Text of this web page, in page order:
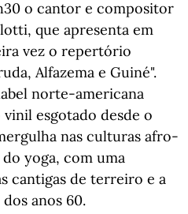
o cantor e compositor
que apresenta em
vez o repertório
Alfazema e Guiné".
norte-americana
esgotado desde o
nas culturas afro-
yoga, com uma
cantigas de terreiro e a
anos 60.